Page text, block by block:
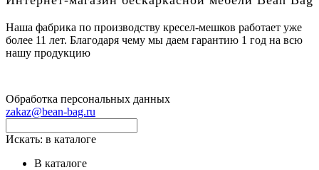
Наша фабрика по производству кресел-мешков работает уже
более 11 лет. Благодаря чему мы даем гарантию 1 год на всю
нашу продукцию
Обработка персональных данных
zakaz@bean-bag.ru
Искать: в каталоге
в каталоге